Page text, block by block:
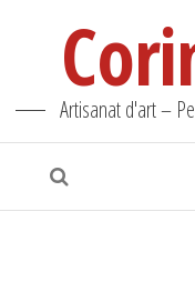
Artisanat d'art –